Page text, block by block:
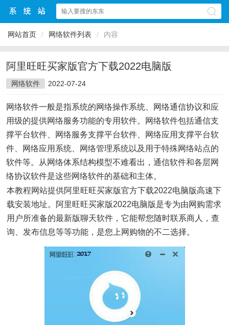
网站首页 / 网络软件列表 / 内容
阿里旺旺买家版官方下载2022电脑版
网络软件 2022-07-24
网络软件一般是指系统的网络操作系统、网络通信协议和应
用级的提供网络服务功能的专用软件。网络软件包括通信支
撑平台软件、网络服务支撑平台软件、网络应用支撑平台软
件、网络应用系统、网络管理系统以及用于特殊网络站点的
软件等。从网络体系结构模型不难看出，通信软件和各层网
络协议软件是这些网络软件的基础和主体。
本教程网站提供阿里旺旺买家版官方下载2022电脑版高速下
载安装地址。阿里旺旺买家版2022电脑版是专为由网购需求
用户所准备的最新版聊天软件，它能帮您随时联系商人，查
询、发布信息等等功能，是您上网购物的不二选择。